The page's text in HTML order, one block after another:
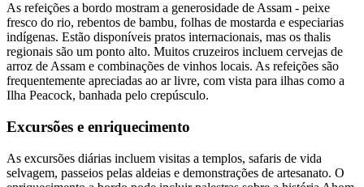
As refeições a bordo mostram a generosidade de Assam - peixe
fresco do rio, rebentos de bambu, folhas de mostarda e especiarias
indígenas. Estão disponíveis pratos internacionais, mas os thalis
regionais são um ponto alto. Muitos cruzeiros incluem cervejas de
arroz de Assam e combinações de vinhos locais. As refeições são
frequentemente apreciadas ao ar livre, com vista para ilhas como a
Ilha Peacock, banhada pelo crepúsculo.
Excursões e enriquecimento
As excursões diárias incluem visitas a templos, safaris de vida
selvagem, passeios pelas aldeias e demonstrações de artesanato. O